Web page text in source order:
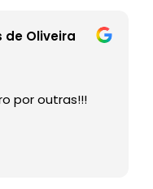
de Oliveira
muito. Espero por outras!!!